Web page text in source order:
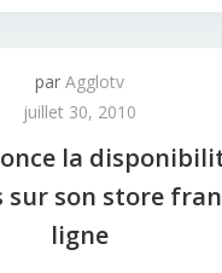
par Agglotv
juillet 30, 2010
la
son store
ligne